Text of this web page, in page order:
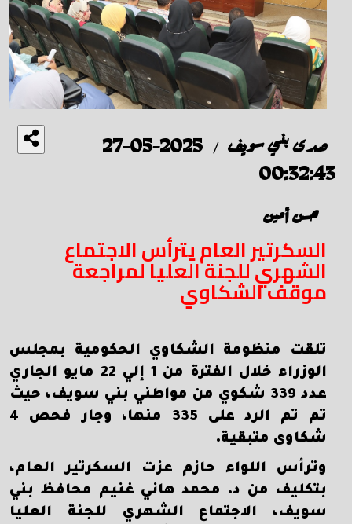
صدى بني سويف /
2025-05-27
00:32:43
حسن أمين
السكرتير العام يترأس الاجتماع
الشهري للجنة العليا لمراجعة
موقف الشكاوي
تلقت منظومة الشكاوي الحكومية بمجلس
الوزراء خلال الفترة من 1 إلي 22 مايو الجاري
عدد 339 شكوي من مواطني بني سويف، حيث
تم تم الرد على 335 منها، وجار فحص 4
شكاوى متبقية.
وترأس اللواء حازم عزت السكرتير العام،
بتكليف من د. محمد هاني غنيم محافظ بني
سويف، الاجتماع الشهري للجنة العليا